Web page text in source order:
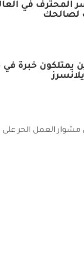
المحترف في
لصالحك
خبرة في
مشوار العمل الحر